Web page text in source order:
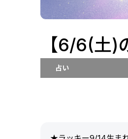
【6/6(土
占い